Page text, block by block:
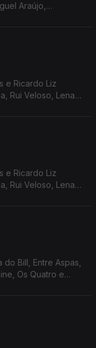
Araújo,
e Ricardo Liz
Rui Veloso, Lena
e Ricardo Liz
Rui Veloso, Lena
Bill, Entre Aspas,
Os Quatro e